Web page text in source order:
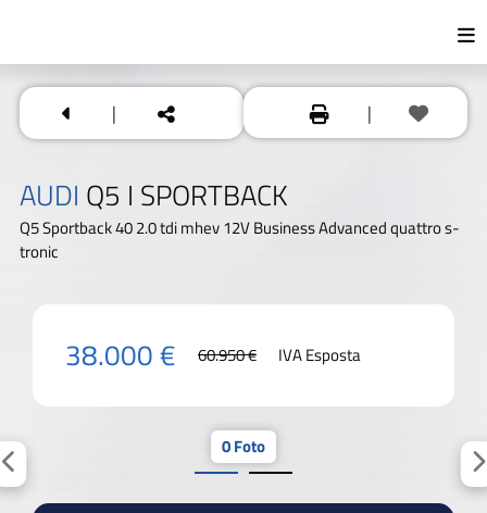
| |
AUDI Q5 I SPORTBACK
Q5 Sportback 40 2.0 tdi mhev 12V Business Advanced quattro s-
tronic
38.000 € 60.950 € IVA Esposta
0 Foto